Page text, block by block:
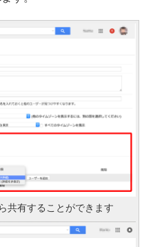
共有することができます